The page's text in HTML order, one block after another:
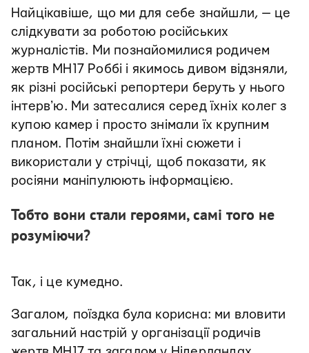
Найцікавіше, що ми для себе знайшли, — це
слідкувати за роботою російських
журналістів. Ми познайомилися родичем
жертв MH17 Роббі і якимось дивом відзняли,
як різні російські репортери беруть у нього
інтервʼю. Ми затесалися серед їхніх колег з
купою камер і просто знімали їх крупним
планом. Потім знайшли їхні сюжети і
використали у стрічці, щоб показати, як
росіяни маніпулюють інформацією.
Тобто вони стали героями, самі того не
розуміючи?
Так, і це кумедно.
Загалом, поїздка була корисна: ми вловити
загальний настрій у організації родичів